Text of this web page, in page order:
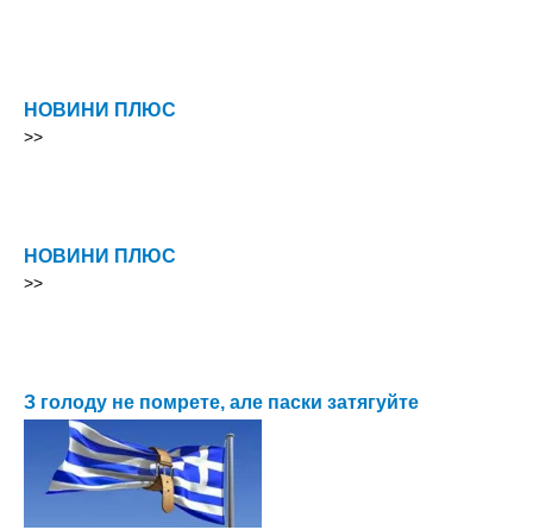
НОВИНИ ПЛЮС
>>
НОВИНИ ПЛЮС
>>
З голоду не помрете, але паски затягуйте